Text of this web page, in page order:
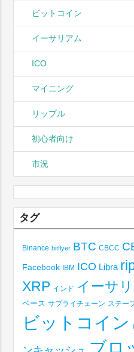
ビットコイン
イーサリアム
ICO
マイニング
リップル
初心者向け
市況
タグ
Binance bitflyer BTC CBCC
Facebook IBM ICO Libra
XRP インド イーサ
ベース サプライチェーン ステー
ビットコイン
ブロ